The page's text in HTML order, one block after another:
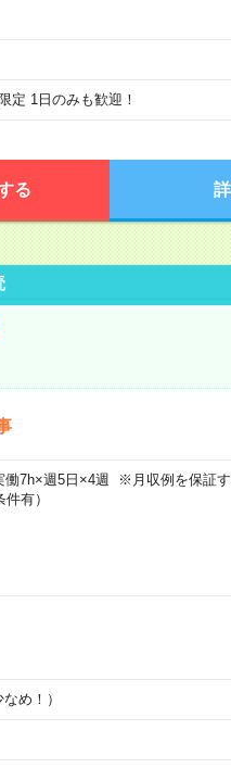
定 1日のみも歓迎！
る
7h×週5日×4週 ※月収例を保証す
有）
め！）